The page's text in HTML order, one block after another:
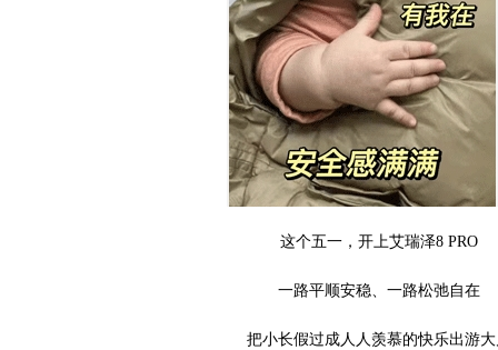
这个五一，开上艾瑞泽8 PRO
一路平顺安稳、一路松弛自在
把小长假过成人人羡慕的快乐出游